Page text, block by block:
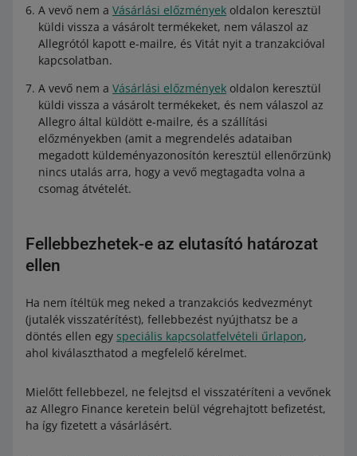
A vevő nem a Vásárlási előzmények oldalon keresztül
küldi vissza a vásárolt termékeket, nem válaszol az
Allegrótól kapott e-mailre, és Vitát nyit a tranzakcióval
kapcsolatban.
A vevő nem a Vásárlási előzmények oldalon keresztül
küldi vissza a vásárolt termékeket, és nem válaszol az
Allegro által küldött e-mailre, és a szállítási
előzményekben (amit a megrendelés adataiban
megadott küldeményazonosítón keresztül ellenőrzünk)
nincs utalás arra, hogy a vevő megtagadta volna a
csomag átvételét.
Fellebbezhetek-e az elutasító határozat
ellen
Ha nem ítéltük meg neked a tranzakciós kedvezményt
(jutalék visszatérítést), fellebbezést nyújthatsz be a
döntés ellen egy speciális kapcsolatfelvételi űrlapon,
ahol kiválaszthatod a megfelelő kérelmet.
Mielőtt fellebbezel, ne felejtsd el visszatéríteni a vevőnek
az Allegro Finance keretein belül végrehajtott befizetést,
ha így fizetett a vásárlásért.